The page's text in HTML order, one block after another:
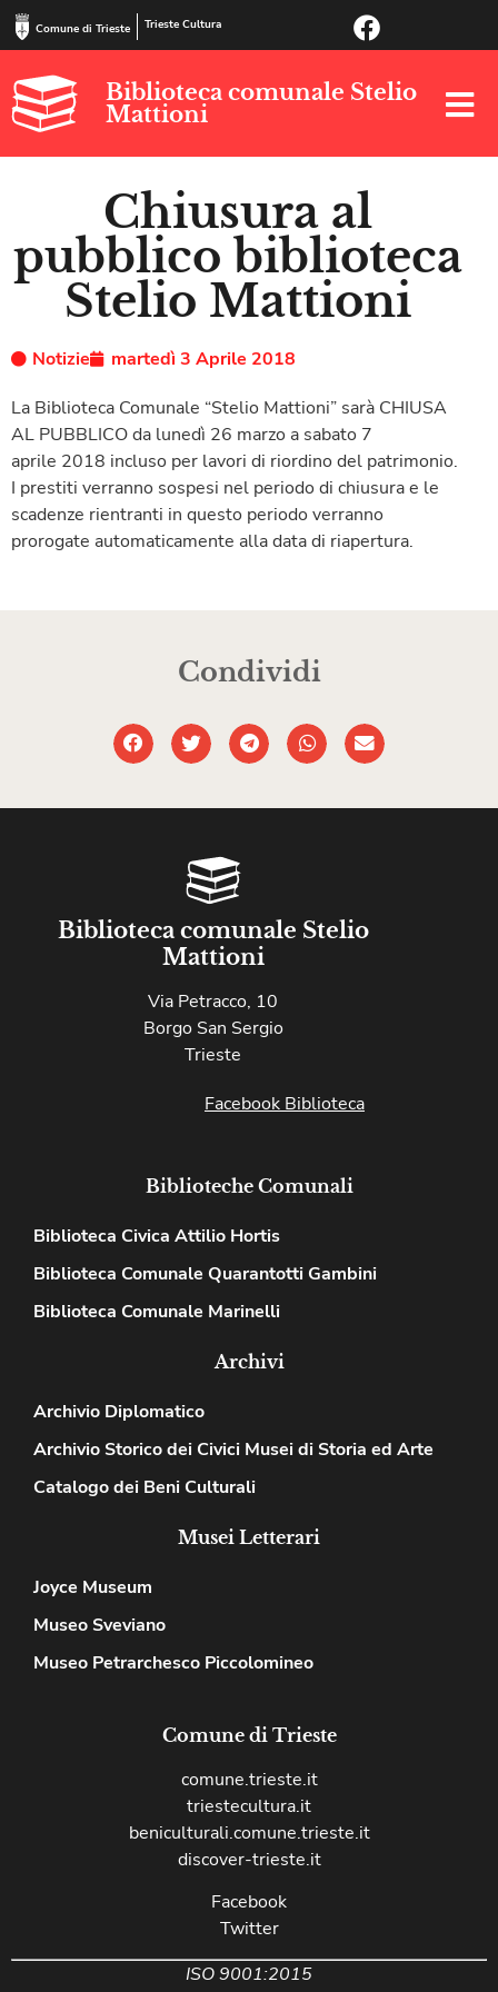
Comune di Trieste Trieste Cultura
Biblioteca comunale Stelio
Mattioni
Chiusura al
pubblico biblioteca
Stelio Mattioni
Notizie
martedì 3 Aprile 2018
La Biblioteca Comunale “Stelio Mattioni” sarà CHIUSA
AL PUBBLICO da lunedì 26 marzo a sabato 7
aprile 2018 incluso per lavori di riordino del patrimonio.
I prestiti verranno sospesi nel periodo di chiusura e le
scadenze rientranti in questo periodo verranno
prorogate automaticamente alla data di riapertura.
Condividi
Biblioteca comunale Stelio
Mattioni
Via Petracco, 10
Borgo San Sergio
Trieste
Facebook Biblioteca
Biblioteche Comunali
Biblioteca Civica Attilio Hortis
Biblioteca Comunale Quarantotti Gambini
Biblioteca Comunale Marinelli
Archivi
Archivio Diplomatico
Archivio Storico dei Civici Musei di Storia ed Arte
Catalogo dei Beni Culturali
Musei Letterari
Joyce Museum
Museo Sveviano
Museo Petrarchesco Piccolomineo
Comune di Trieste
comune.trieste.it
triestecultura.it
beniculturali.comune.trieste.it
discover-trieste.it
Facebook
Twitter
ISO 9001:2015